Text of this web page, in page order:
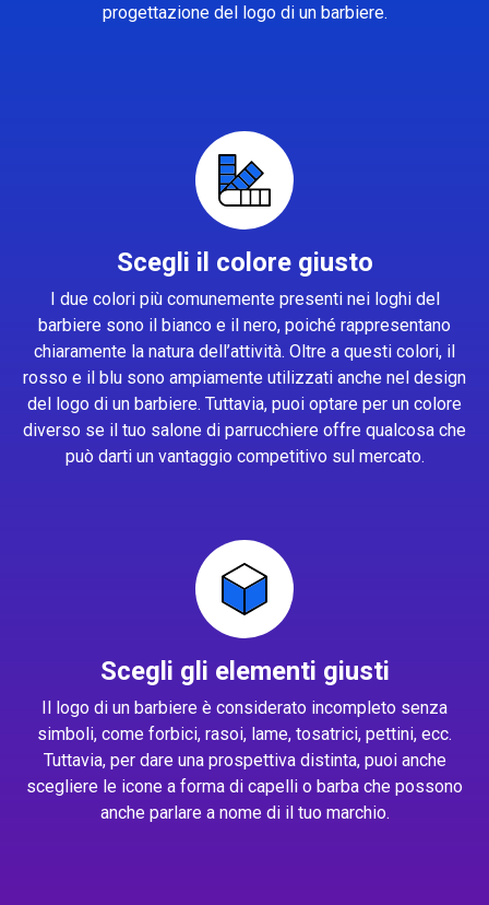
progettazione del logo di un barbiere.
Scegli il colore giusto
I due colori più comunemente presenti nei loghi del
barbiere sono il bianco e il nero, poiché rappresentano
chiaramente la natura dell’attività. Oltre a questi colori, il
rosso e il blu sono ampiamente utilizzati anche nel design
del logo di un barbiere. Tuttavia, puoi optare per un colore
diverso se il tuo salone di parrucchiere offre qualcosa che
può darti un vantaggio competitivo sul mercato.
Scegli gli elementi giusti
Il logo di un barbiere è considerato incompleto senza
simboli, come forbici, rasoi, lame, tosatrici, pettini, ecc.
Tuttavia, per dare una prospettiva distinta, puoi anche
scegliere le icone a forma di capelli o barba che possono
anche parlare a nome di il tuo marchio.